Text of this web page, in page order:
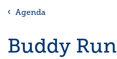
Agenda
Buddy Run